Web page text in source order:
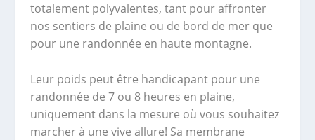
totalement polyvalentes, tant pour affronter
nos sentiers de plaine ou de bord de mer que
pour une randonnée en haute montagne.
Leur poids peut être handicapant pour une
randonnée de 7 ou 8 heures en plaine,
uniquement dans la mesure où vous souhaitez
marcher à une vive allure! Sa membrane